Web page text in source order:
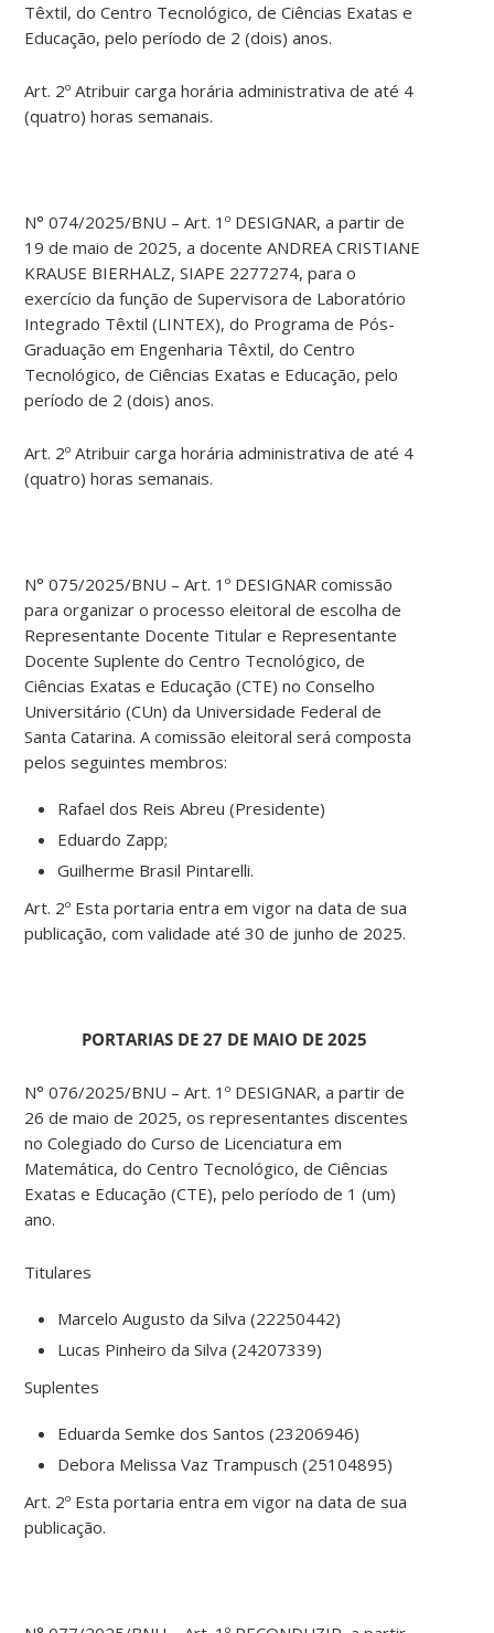
Têxtil, do Centro Tecnológico, de Ciências Exatas e
Educação, pelo período de 2 (dois) anos.
Art. 2º Atribuir carga horária administrativa de até 4
(quatro) horas semanais.
N° 074/2025/BNU – Art. 1º DESIGNAR, a partir de
19 de maio de 2025, a docente ANDREA CRISTIANE
KRAUSE BIERHALZ, SIAPE 2277274, para o
exercício da função de Supervisora de Laboratório
Integrado Têxtil (LINTEX), do Programa de Pós-
Graduação em Engenharia Têxtil, do Centro
Tecnológico, de Ciências Exatas e Educação, pelo
período de 2 (dois) anos.
Art. 2º Atribuir carga horária administrativa de até 4
(quatro) horas semanais.
N° 075/2025/BNU – Art. 1º DESIGNAR comissão
para organizar o processo eleitoral de escolha de
Representante Docente Titular e Representante
Docente Suplente do Centro Tecnológico, de
Ciências Exatas e Educação (CTE) no Conselho
Universitário (CUn) da Universidade Federal de
Santa Catarina. A comissão eleitoral será composta
pelos seguintes membros:
Rafael dos Reis Abreu (Presidente)
Eduardo Zapp;
Guilherme Brasil Pintarelli.
Art. 2º Esta portaria entra em vigor na data de sua
publicação, com validade até 30 de junho de 2025.
PORTARIAS DE 27 DE MAIO DE 2025
N° 076/2025/BNU – Art. 1º DESIGNAR, a partir de
26 de maio de 2025, os representantes discentes
no Colegiado do Curso de Licenciatura em
Matemática, do Centro Tecnológico, de Ciências
Exatas e Educação (CTE), pelo período de 1 (um)
ano.
Titulares
Marcelo Augusto da Silva (22250442)
Lucas Pinheiro da Silva (24207339)
Suplentes
Eduarda Semke dos Santos (23206946)
Debora Melissa Vaz Trampusch (25104895)
Art. 2º Esta portaria entra em vigor na data de sua
publicação.